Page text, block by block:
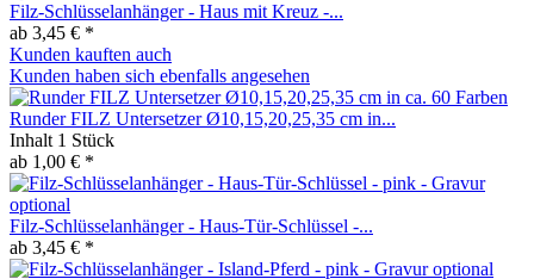
Filz-Schlüsselanhänger - Haus mit Kreuz -...
ab 3,45 € *
Kunden kauften auch
Kunden haben sich ebenfalls angesehen
Runder FILZ Untersetzer Ø10,15,20,25,35 cm in...
Inhalt 1 Stück
ab 1,00 € *
Filz-Schlüsselanhänger - Haus-Tür-Schlüssel -...
ab 3,45 € *